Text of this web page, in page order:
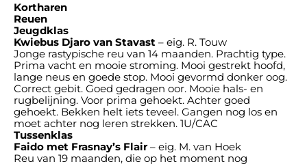
Kortharen
Reuen
Jeugdklas
Kwiebus Djaro van Stavast – eig. R. Touw
Jonge rastypische reu van 14 maanden. Prachtig type.
Prima vacht en mooie stroming. Mooi gestrekt hoofd,
lange neus en goede stop. Mooi gevormd donker oog.
Correct gebit. Goed gedragen oor. Mooie hals- en
rugbelijning. Voor prima gehoekt. Achter goed
gehoekt. Bekken helt iets teveel. Gangen nog los en
moet achter nog leren strekken. 1U/CAC
Tussenklas
Faido met Frasnay’s Flair– eig. M. van Hoek
Reu van 19 maanden, die op het moment nog